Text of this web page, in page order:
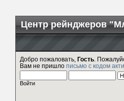
Центр рейнджеров
Добро пожаловать, Гость .
Вам не пришло письмо с кодом
Войти